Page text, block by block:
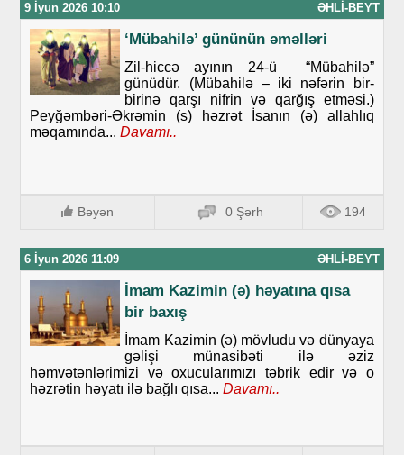
9 İyun 2026 10:10 ƏHLI-BEYT
‘Mübahilə’ gününün əməlləri
Zil-hiccə ayının 24-ü “Mübahilə”
günüdür. (Mübahilə – iki nəfərin bir-
birinə qarşı nifrin və qarğış etməsi.)
Peyğəmbəri-Əkrəmin (s) həzrət İsanın (ə) allahlıq
məqamında... Davamı..
Bəyən 0 Şərh 194
6 İyun 2026 11:09 ƏHLI-BEYT
İmam Kazimin (ə) həyatına qısa
bir baxış
İmam Kazimin (ə) mövludu və dünyaya
gəlişi münasibəti ilə əziz
həmvətənlərimizi və oxucularımızı təbrik edir və o
həzrətin həyatı ilə bağlı qısa... Davamı..